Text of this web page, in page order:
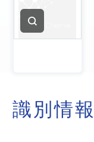
支払い
製品検索
識別情報